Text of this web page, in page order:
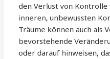
den Verlust von
inneren, unbewussten
Träume können auch als
bevorstehende
oder darauf hinweisen,